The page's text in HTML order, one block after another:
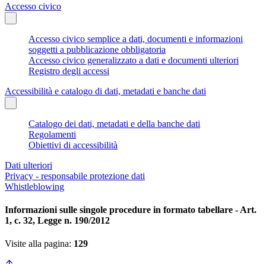
Accesso civico
Accesso civico semplice a dati, documenti e informazioni
soggetti a pubblicazione obbligatoria
Accesso civico generalizzato a dati e documenti ulteriori
Registro degli accessi
Accessibilità e catalogo di dati, metadati e banche dati
Catalogo dei dati, metadati e della banche dati
Regolamenti
Obiettivi di accessibilità
Dati ulteriori
Privacy - responsabile protezione dati
Whistleblowing
Informazioni sulle singole procedure in formato tabellare - Art.
1, c. 32, Legge n. 190/2012
Visite alla pagina: 129